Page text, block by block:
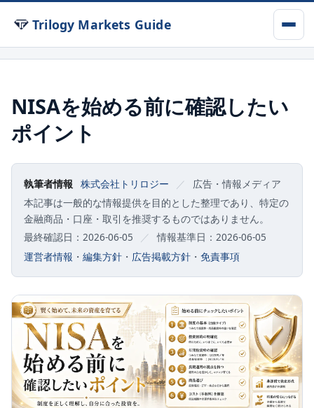
Trilogy Markets Guide
NISAを始める前に確認したい
ポイント
執筆者情報 株式会社トリロジー ／
広告・情報メディア
本記事は一般的な情報提供を目的とした整理であり、特定の
金融商品・口座・取引を推奨するものではありません。
最終確認日：2026-06-05
／
情報基準日：2026-06-05
運営者情報 ・ 編集方針 ・ 広告掲載方針 ・ 免責事項